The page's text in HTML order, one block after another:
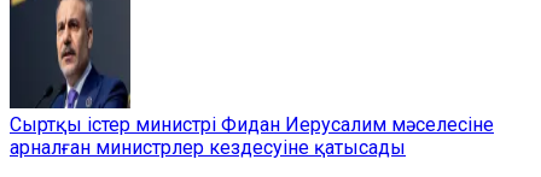
Сыртқы істер министрі Фидан Иерусалим мәселесіне
арналған министрлер кездесуіне қатысады